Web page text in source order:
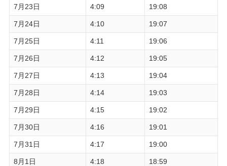
7月23日 4:09 19:08
7月24日 4:10 19:07
7月25日 4:11 19:06
7月26日 4:12 19:05
7月27日 4:13 19:04
7月28日 4:14 19:03
7月29日 4:15 19:02
7月30日 4:16 19:01
7月31日 4:17 19:00
8月1日 4:18 18:59